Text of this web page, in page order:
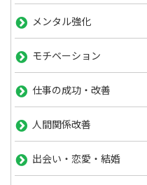
メンタル強化
モチベーション
仕事の成功・改善
人間関係改善
出会い・恋愛・結婚